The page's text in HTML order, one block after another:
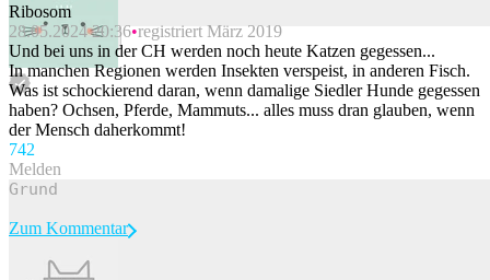
Beitrag melden
Ribosom
28.05.2024 20:36 registriert März 2019
Und bei uns in der CH werden noch heute Katzen gegessen...
In manchen Regionen werden Insekten verspeist, in anderen Fisch.
Was ist schockierend daran, wenn damalige Siedler Hunde gegessen
haben? Ochsen, Pferde, Mammuts... alles muss dran glauben, wenn
der Mensch daherkommt!
742
Melden
Zum Kommentar